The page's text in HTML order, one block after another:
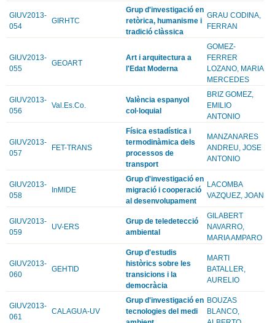
GIUV2013-
054
GIRHTC
Grup d'investigació en
retòrica, humanisme i
tradició clàssica
GRAU CODINA,
FERRAN
GIUV2013-
055
GEOART
Art i arquitectura a
l'Edat Moderna
GOMEZ-
FERRER
LOZANO, MARIA
MERCEDES
GIUV2013-
056
Val.Es.Co.
València espanyol
col·loquial
BRIZ GOMEZ,
EMILIO
ANTONIO
GIUV2013-
057
FET-TRANS
Física estadística i
termodinàmica dels
processos de
transport
MANZANARES
ANDREU, JOSE
ANTONIO
GIUV2013-
058
InMIDE
Grup d'investigació en
migració i cooperació
al desenvolupament
LACOMBA
VAZQUEZ, JOAN
GIUV2013-
059
UV-ERS
Grup de teledetecció
ambiental
GILABERT
NAVARRO,
MARIA AMPARO
GIUV2013-
060
GEHTID
Grup d'estudis
històrics sobre les
transicions i la
democràcia
MARTI
BATALLER,
AURELIO
GIUV2013-
061
CALAGUA-UV
Grup d'investigació en
tecnologies del medi
BOUZAS
BLANCO,